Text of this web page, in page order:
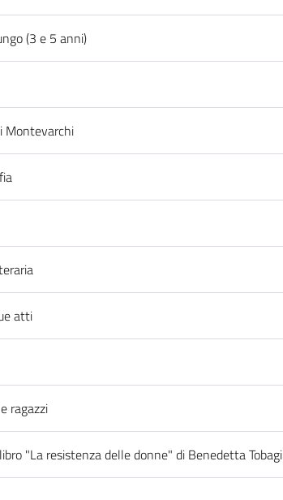
(3 e 5 anni)
Montevarchi
atti
ragazzi
"La resistenza delle donne" di Benedetta Tobagi